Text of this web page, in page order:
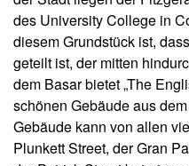
des University College in
diesem Grundstück ist,
geteilt ist, der mitten
dem Basar bietet „The
schönen Gebäude aus
Gebäude kann von allen
Plunkett Street, der Gran